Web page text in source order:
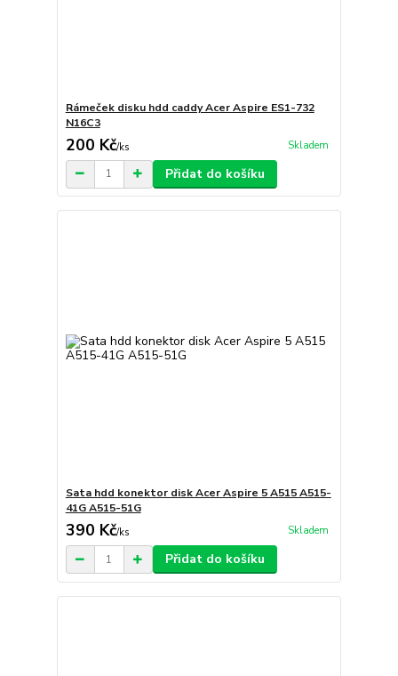
Rámeček disku hdd caddy Acer Aspire ES1-732
N16C3
200 Kč/ks Skladem
Přidat do košíku
Sata hdd konektor disk Acer Aspire 5 A515 A515-
41G A515-51G
390 Kč/ks Skladem
Přidat do košíku